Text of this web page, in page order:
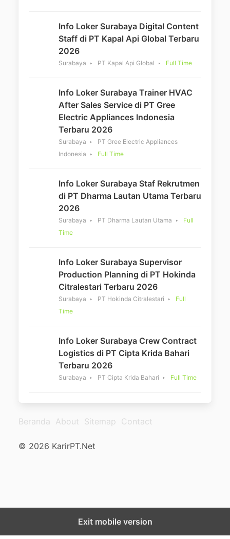
Info Loker Surabaya Digital Content
Staff di PT Kapal Api Global Terbaru
2026
Surabaya PT Kapal Api Global Full Time
Info Loker Surabaya Trainer HVAC
After Sales Service di PT Gree
Electric Appliances Indonesia
Terbaru 2026
Surabaya
PT Gree Electric Appliances
Indonesia
Full Time
Info Loker Surabaya Staf Rekrutmen
di PT Dharma Lautan Utama Terbaru
2026
Surabaya PT Dharma Lautan Utama
Full
Time
Info Loker Surabaya Supervisor
Production Planning di PT Hokinda
Citralestari Terbaru 2026
Surabaya PT Hokinda Citralestari
Full
Time
Info Loker Surabaya Crew Contract
Logistics di PT Cipta Krida Bahari
Terbaru 2026
Surabaya PT Cipta Krida Bahari Full Time
Beranda About Sitemap Contact
© 2026 KarirPT.Net
Exit mobile version